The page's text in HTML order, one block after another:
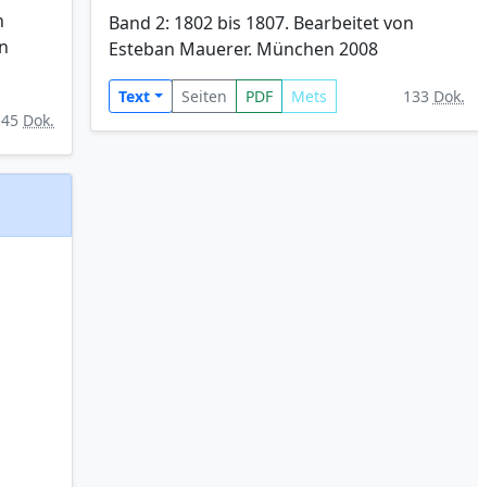
Dok.
Band 2: 1802 bis 1807. Bearbeitet von
Esteban Mauerer. München 2008
Text Seiten PDF Mets 133 Dok.